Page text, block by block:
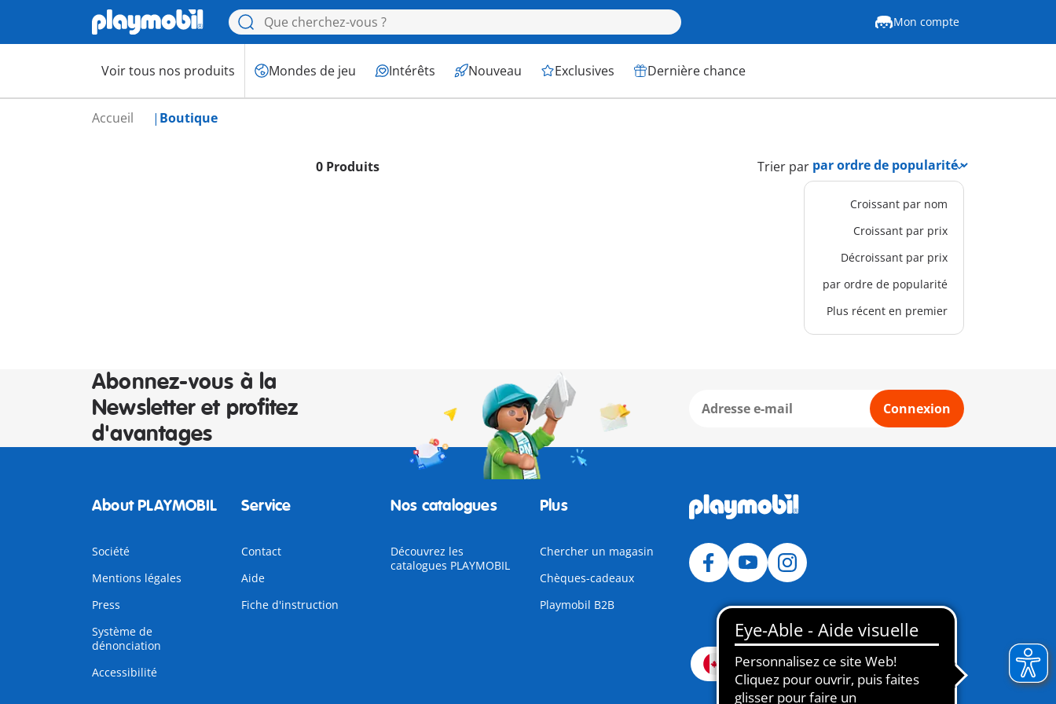
Mon compte
Voir tous nos produits Mondes de jeu Intérêts Nouveau Exclusives Dernière chance
Accueil Boutique
0 Produits Trier par
Croissant par nom
Croissant par prix
Décroissant par prix
par ordre de popularité
Plus récent en premier
Abonnez-vous à la
Newsletter et profitez
d'avantages
Connexion
About PLAYMOBIL
Société
Mentions légales
Press
Système de
dénonciation
Accessibilité
Service
Contact
Aide
Fiche d'instruction
Nos catalogues
Découvrez les
catalogues PLAYMOBIL
Plus
Chercher un magasin
Chèques-cadeaux
Playmobil B2B
Canada